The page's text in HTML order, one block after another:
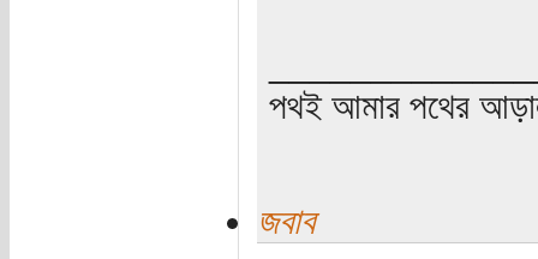
পথই আমার পথের
জবাব